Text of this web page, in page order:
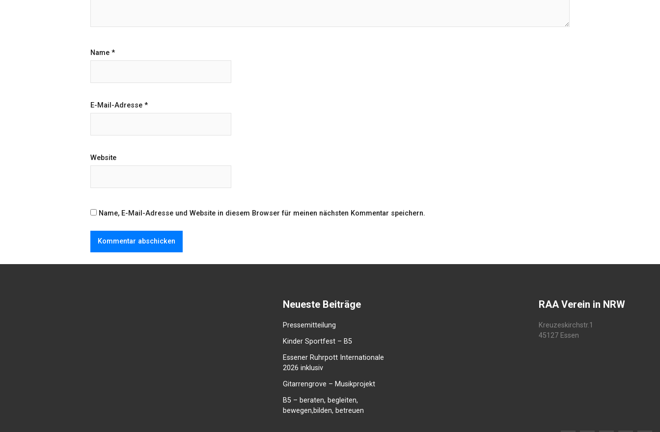
Name *
E-Mail-Adresse *
Website
Name, E-Mail-Adresse und Website in diesem Browser für meinen nächsten Kommentar speichern.
Neueste Beiträge
Pressemitteilung
Kinder Sportfest – B5
Essener Ruhrpott Internationale
2026 inklusiv
Gitarrengrove – Musikprojekt
B5 – beraten, begleiten,
bewegen,bilden, betreuen
RAA Verein in NRW
Kreuzeskirchstr.1
45127 Essen